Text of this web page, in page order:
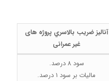
آناليز ضریب بالاسري پروژه های
غیر عمرانی
سود ۸ درصد.
ماليات بر سود ۱ درصد.